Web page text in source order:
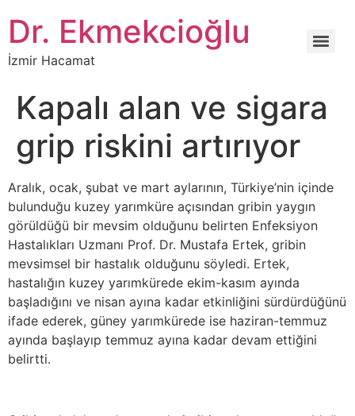
atlaDr. Ekmekcioğlu
İzmir Hacamat
Kapalı alan ve sigara
grip riskini artırıyor
Aralık, ocak, şubat ve mart aylarının, Türkiye’nin içinde
bulunduğu kuzey yarımküre açısından gribin yaygın
görüldüğü bir mevsim olduğunu belirten Enfeksiyon
Hastalıkları Uzmanı Prof. Dr. Mustafa Ertek, gribin
mevsimsel bir hastalık olduğunu söyledi. Ertek,
hastalığın kuzey yarımkürede ekim-kasım ayında
başladığını ve nisan ayına kadar etkinliğini sürdürdüğünü
ifade ederek, güney yarımkürede ise haziran-temmuz
ayında başlayıp temmuz ayına kadar devam ettiğini
belirtti.